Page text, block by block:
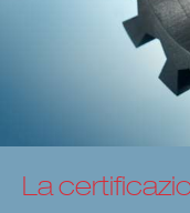
La